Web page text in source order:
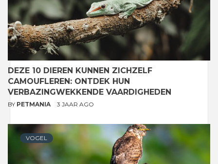
DEZE 10 DIEREN KUNNEN ZICHZELF
CAMOUFLEREN: ONTDEK HUN
VERBAZINGWEKKENDE VAARDIGHEDEN
BY PETMANIA 3 JAAR AGO
VOGEL